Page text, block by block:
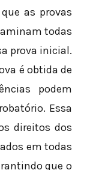
as provas
todas
prova inicial.
é obtida de
podem
Essa
direitos dos
em todas
que o